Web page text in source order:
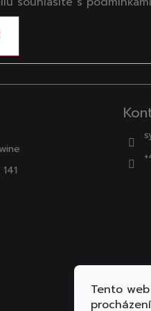
Tento